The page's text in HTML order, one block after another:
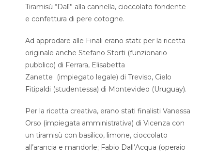
Tiramisù “Dalì” alla cannella, cioccolato fondente
e confettura di pere cotogne.
Ad approdare alle Finali erano stati: per la ricetta
originale anche Stefano Storti (funzionario
pubblico) di Ferrara, Elisabetta
Zanette (impiegato legale) di Treviso, Cielo
Fitipaldi (studentessa) di Montevideo (Uruguay).
Per la ricetta creativa, erano stati finalisti Vanessa
Orso (impiegata amministrativa) di Vicenza con
un tiramisù con basilico, limone, cioccolato
all’arancia e mandorle; Fabio Dall’Acqua (operaio